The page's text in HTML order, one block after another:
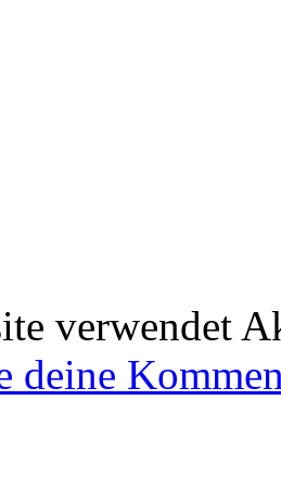
verwendet
deine